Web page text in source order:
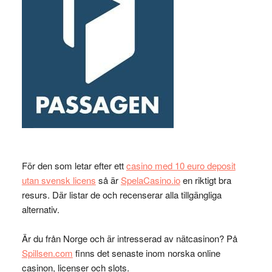
För den som letar efter ettcasino med 10 euro deposit
utan svensk licens så ärSpelaCasino.ioen riktigt bra
resurs. Där listar de och recenserar alla tillgängliga
alternativ.
Är du från Norge och är intresserad av nätcasinon? På
Spillsen.com finns det senaste inom norska online
casinon, licenser och slots.